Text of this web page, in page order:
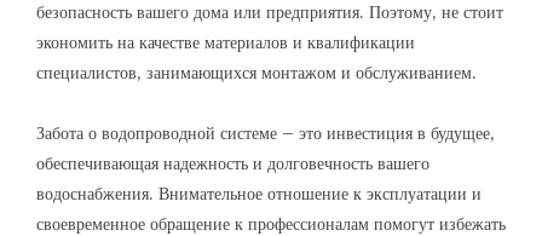
безопасность вашего дома или предприятия. Поэтому‚ не стоит
экономить на качестве материалов и квалификации
специалистов‚ занимающихся монтажом и обслуживанием.
Забота о водопроводной системе – это инвестиция в будущее‚
обеспечивающая надежность и долговечность вашего
водоснабжения. Внимательное отношение к эксплуатации и
своевременное обращение к профессионалам помогут избежать